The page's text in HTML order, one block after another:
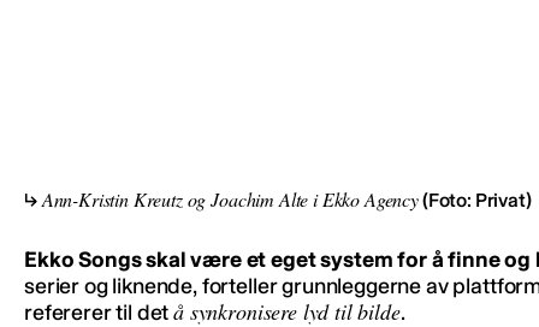
Ann-Kristin Kreutz og Joachim Alte i Ekko Agency(Foto: Privat)
Ekko Songs skal være et eget system for å finne
serier og liknende, forteller grunnleggerne av
refererer til detå synkronisere lyd til bilde.